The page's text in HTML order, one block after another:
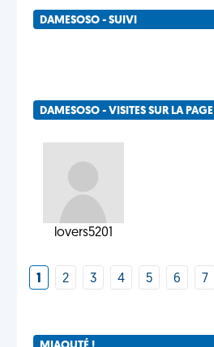
DAMESOSO - SUIVI
DAMESOSO - VISITES SUR LA PAGE
lovers5201
1 2 3 4 5 6 7